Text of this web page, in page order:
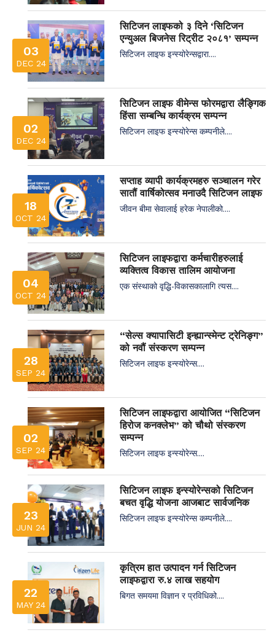
03
DEC 24
सिटिजन लाइफको ३ दिने ‘सिटिजन
एन्युअल बिजनेस रिट्रीट २०८१’ सम्पन्न
सिटिजन लाइफ इन्स्योरेन्सद्वारा....
02
DEC 24
सिटिजन लाइफ वीमेन्स फोरमद्वारा लैङ्गिक
हिंसा सम्बन्धि कार्यक्रम सम्पन्न
सिटिजन लाइफ इन्स्योरेन्स कम्पनीले....
18
OCT 24
सप्ताह व्यापी कार्यक्रमहरु सञ्चालन गरेर
सातौं वार्षिकोत्सव मनाउदै सिटिजन लाइफ
जीवन बीमा सेवालाई हरेक नेपालीको....
04
OCT 24
सिटिजन लाइफद्वारा कर्मचारीहरुलाई
व्यक्तित्व विकास तालिम आयोजना
एक संस्थाको वृद्धि-विकासकालागि त्यस....
28
SEP 24
“सेल्स क्यापासिटी इन्ह्यान्स्मेन्ट ट्रेनिङ्ग”
को नवौं संस्करण सम्पन्न
सिटिजन लाइफ इन्स्योरेन्स....
02
SEP 24
सिटिजन लाइफद्वारा आयोजित “सिटिजन
हिरोज कनक्लेभ” को चौथो संस्करण
सम्पन्न
सिटिजन लाइफ इन्स्योरेन्स....
23
JUN 24
सिटिजन लाइफ इन्स्योरेन्सको सिटिजन
बचत वृद्धि योजना आजबाट सार्वजनिक
सिटिजन लाइफ इन्स्योरेन्स कम्पनीले....
22
MAY 24
कृत्रिम हात उत्पादन गर्न सिटिजन
लाइफद्वारा रु.४ लाख सहयोग
बिगत समयमा विज्ञान र प्रविधिको....